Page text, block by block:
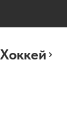
Хоккей